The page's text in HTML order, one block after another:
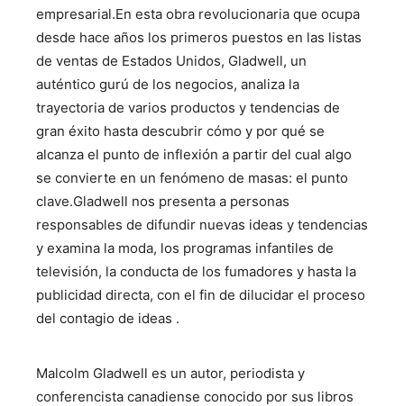
empresarial.En esta obra revolucionaria que ocupa
desde hace años los primeros puestos en las listas
de ventas de Estados Unidos, Gladwell, un
auténtico gurú de los negocios, analiza la
trayectoria de varios productos y tendencias de
gran éxito hasta descubrir cómo y por qué se
alcanza el punto de inflexión a partir del cual algo
se convierte en un fenómeno de masas: el punto
clave.Gladwell nos presenta a personas
responsables de difundir nuevas ideas y tendencias
y examina la moda, los programas infantiles de
televisión, la conducta de los fumadores y hasta la
publicidad directa, con el fin de dilucidar el proceso
del contagio de ideas .
Malcolm Gladwell es un autor, periodista y
conferencista canadiense conocido por sus libros